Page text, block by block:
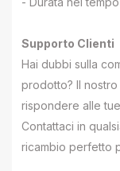
Supporto Clienti
Hai dubbi sulla
prodotto? Il
rispondere alle
Contattaci in
ricambio perfetto